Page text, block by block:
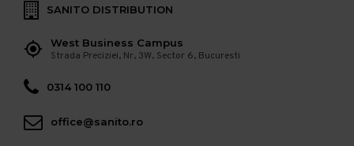
SANITO DISTRIBUTION
West Business Campus
Strada Preciziei, Nr, 3W, Sector 6, Bucuresti
0314 100 110
office@sanito.ro